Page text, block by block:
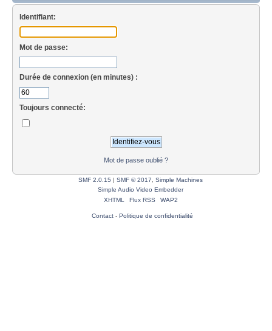
Identifiant:
Mot de passe:
Durée de connexion (en minutes) :
Toujours connecté:
Mot de passe oublié ?
SMF 2.0.15 | SMF © 2017
Simple Machines
Simple Audio Video Embedder
XHTML
Flux RSS WAP2
Contact- Politique de confidentialité